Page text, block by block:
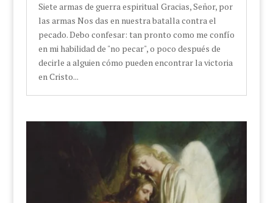
Siete armas de guerra espiritual Gracias, Señor, por
las armas Nos das en nuestra batalla contra el
pecado. Debo confesar: tan pronto como me confío
en mi habilidad de "no pecar", o poco después de
decirle a alguien cómo pueden encontrar la victoria
en Cristo...